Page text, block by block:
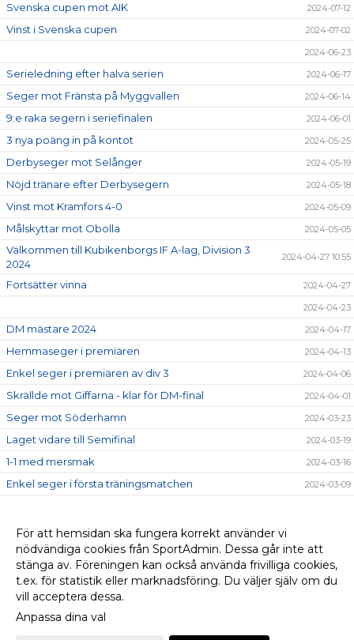
Svenska cupen mot AIK 2024-07-12
Vinst i Svenska cupen
2024-07-02
2024-06-23
Serieledning efter halva serien 2024-06-17
Seger mot Fränsta på Myggvallen 2024-06-14
9:e raka segern i seriefinalen 2024-06-01
3 nya poäng in på kontot 2024-05-25
Derbyseger mot Selånger 2024-05-19
Nöjd tränare efter Derbysegern 2024-05-18
Vinst mot Kramfors 4-0 2024-05-09
Målskyttar mot Obolla 2024-05-05
Välkommen till Kubikenborgs IF A-lag, Division 3
2024
2024-04-27 10:55
Fortsätter vinna
2024-04-27
2024-04-23
DM mästare 2024 2024-04-17
Hemmaseger i premiären 2024-04-13
Enkel seger i premiären av div 3 2024-04-06
Skrällde mot Giffarna - klar för DM-final 2024-04-01
Seger mot Söderhamn 2024-03-23
Laget vidare till Semifinal 2024-03-19
1-1 med mersmak 2024-03-16
Enkel seger i första träningsmatchen 2024-03-09
Vidare i DM
Vinst i första DM matchen 2024-02-16
Fredde fick pris 2023-10-08
För att hemsidan ska fungera korrekt använder vi
nödvändiga cookies från SportAdmin. Dessa går inte att
stänga av. Föreningen kan också använda frivilliga cookies,
t.ex. för statistik eller marknadsföring. Du väljer själv om du
vill acceptera dessa.
Anpassa dina val